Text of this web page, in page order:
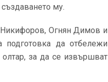
му.
Никифоров, Огнян Димов и
да отбележи
за да се извършват